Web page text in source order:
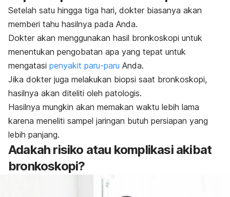
Setelah satu hingga tiga hari, dokter biasanya akan
memberi tahu hasilnya pada Anda.
Dokter akan menggunakan hasil bronkoskopi untuk
menentukan pengobatan apa yang tepat untuk
mengatasi penyakit paru-paru Anda.
Jika dokter juga melakukan biopsi saat bronkoskopi,
hasilnya akan diteliti oleh patologis.
Hasilnya mungkin akan memakan waktu lebih lama
karena meneliti sampel jaringan butuh persiapan yang
lebih panjang.
Adakah risiko atau komplikasi akibat
bronkoskopi?